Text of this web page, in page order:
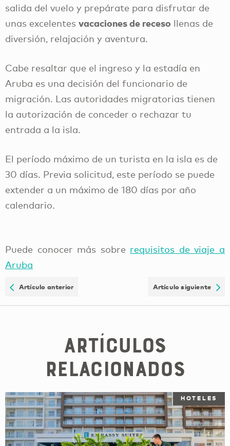
salida del vuelo y prepárate para disfrutar de
unas excelentes vacaciones de receso llenas de
diversión, relajación y aventura.
Cabe resaltar que el ingreso y la estadía en
Aruba es una decisión del funcionario de
migración. Las autoridades migratorias tienen
la autorización de conceder o rechazar tu
entrada a la isla.
El período máximo de un turista en la isla es de
30 días. Previa solicitud, este período se puede
extender a un máximo de 180 días por año
calendario.
Puede conocer más sobre requisitos de viaje a
Aruba
Artículo anterior Artículo siguiente
Artículos
relacionados
HOTELES